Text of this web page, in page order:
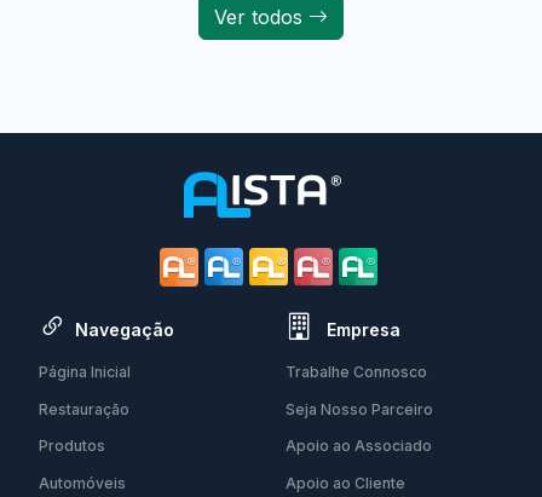
Ver todos
Navegação
Página Inicial
Restauração
Produtos
Automóveis
Empresa
Trabalhe Connosco
Seja Nosso Parceiro
Apoio ao Associado
Apoio ao Cliente